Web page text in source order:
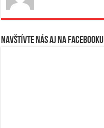
Navštívte nás aj na Facebooku